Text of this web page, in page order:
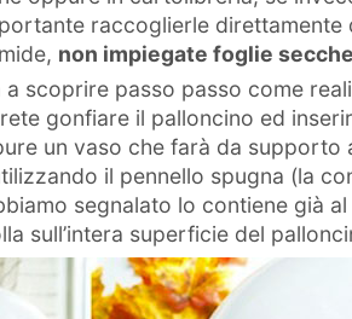
raccoglierle direttamente
non impiegate foglie secche
a scoprire passo passo come
gonfiare il palloncino ed
un vaso che farà da supporto
il pennello spugna (la
segnalato lo contiene già
sull’intera superficie del